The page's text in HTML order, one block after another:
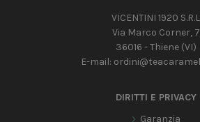
VICENTINI 1920
Via Marco Corner, 7
36016 - Thiene (VI)
E-mail:
DIRITTI E PRIVACY
Garanzia